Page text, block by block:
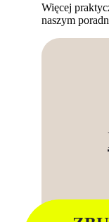
Więcej
naszym